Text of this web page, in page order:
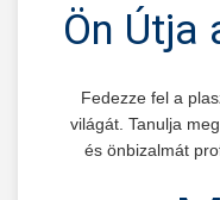
Ön Útja
Fedezze fel a
világát. Tanulja
és önbizalmát